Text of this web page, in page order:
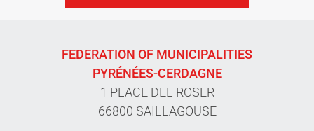
FEDERATION OF MUNICIPALITIES
PYRÉNÉES-CERDAGNE
1 PLACE DEL ROSER
66800 SAILLAGOUSE